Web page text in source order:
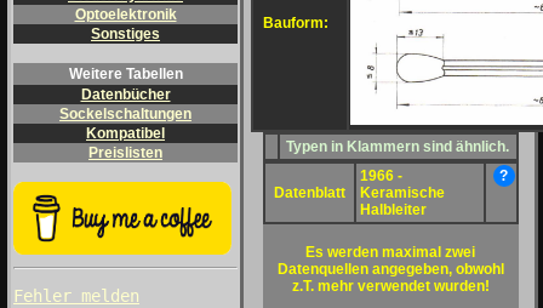
Optoelektronik
Sonstiges
Weitere Tabellen
Datenbücher
Sockelschaltungen
Kompatibel
Preislisten
Fehler melden
Bauform:
Typen in Klammern sind ähnlich.
Datenblatt
1966 -
Keramische
Halbleiter
?
Es werden maximal zwei
Datenquellen angegeben, obwohl
z.T. mehr verwendet wurden!